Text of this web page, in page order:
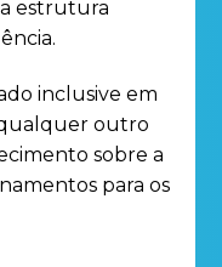
estrutura
inclusive em
outro
sobre a
para os